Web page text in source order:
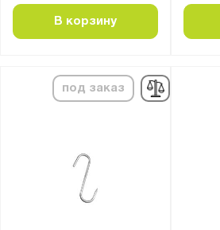
В корзину
под заказ